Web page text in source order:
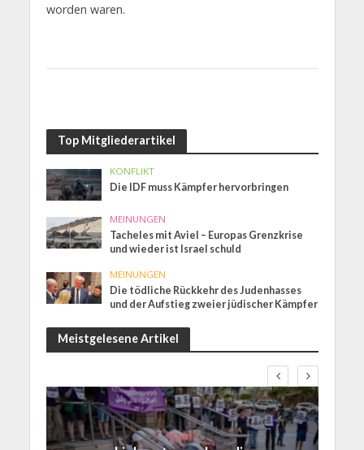
worden waren.
Top Mitgliederartikel
KONFLIKT
Die IDF muss Kämpfer hervorbringen
MEINUNGEN
Tacheles mit Aviel – Europas Grenzkrise
und wieder ist Israel schuld
MEINUNGEN
Die tödliche Rückkehr des Judenhasses
und der Aufstieg zweier jüdischer Kämpfer
Meistgelesene Artikel
Israel